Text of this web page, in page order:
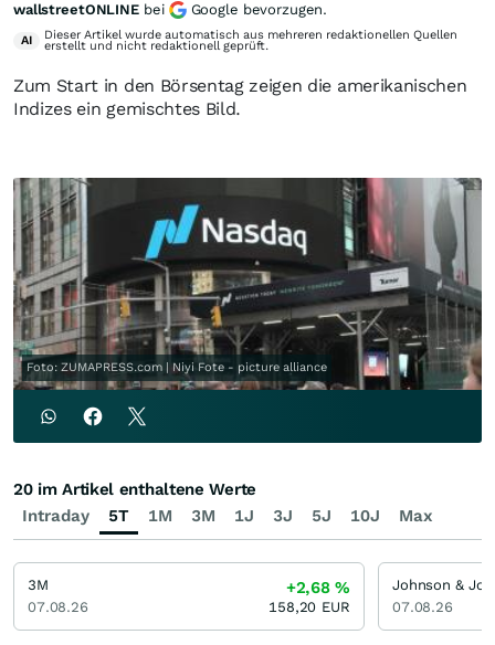
Zum Start in den Börsentag zeigen die amerikanischen
Indizes ein gemischtes Bild.
Foto: ZUMAPRESS.com | Niyi Fote - picture alliance
wallstreetONLINE bei Google bevorzugen.
AI Dieser Artikel wurde automatisch aus mehreren redaktionellen Quellen
erstellt und nicht redaktionell geprüft.
Intraday 5T 1M 3M 1J 3J 5J 10J Max
20 im Artikel enthaltene Werte
3M
07.08.26
+2,68%
158,20 EUR
Johnson &
07.08.26